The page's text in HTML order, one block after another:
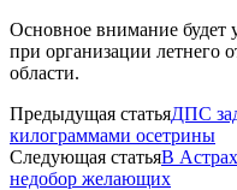
Основное внимание будет
при организации летнего
области.
Предыдущая статьяДПС
килограммами осетрины
Следующая статьяВ
недобор желающих